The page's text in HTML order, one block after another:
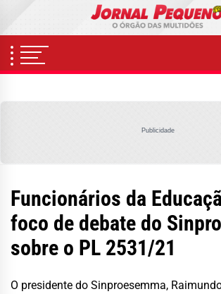
content
Publicidade
Funcionários da
foco de debate do
sobre o PL 2531/21
O presidente do Sinproesemma,